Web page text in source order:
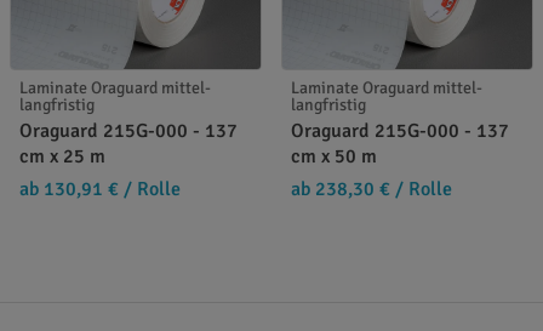
Laminate Oraguard mittel-
langfristig
Oraguard 215G-000 - 137
cm x 25 m
ab 130,91 € / Rolle
Laminate Oraguard mittel-
langfristig
Oraguard 215G-000 - 137
cm x 50 m
ab 238,30 € / Rolle